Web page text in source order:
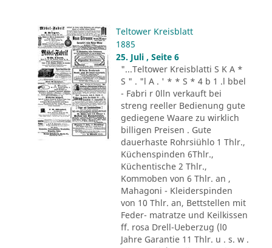
Teltower Kreisblatt
1885
25. Juli , Seite 6
"...Teltower Kreisblatti S K A *
S " . "l A . ' * * S * 4 b 1 .l bbel
- Fabri r 0lln verkauft bei
streng reeller Bedienung gute
gediegene Waare zu wirklich
billigen Preisen . Gute
dauerhaste Rohrsiühlo 1 Thlr.,
Küchenspinden 6Thlr.,
Küchentische 2 Thlr.,
Kommoben von 6 Thlr. an ,
Mahagoni - Kleiderspinden
von 10 Thlr. an, Bettstellen mit
Feder- matratze und Keilkissen
ff. rosa Drell-Ueberzug (l0
Jahre Garantie 11 Thlr. u . s. w .